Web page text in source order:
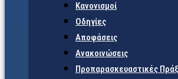
Κανονισμοί
Οδηγίες
Αποφάσεις
Ανακοινώσεις
Προπαρασκευαστικές